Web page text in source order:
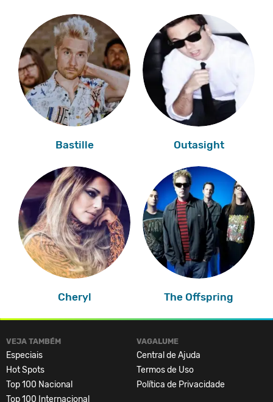
Bastille Outasight
Cheryl The Offspring
VEJA TAMBÉM
Especiais
Hot Spots
Top 100 Nacional
Top 100 Internacional
VAGALUME
Central de Ajuda
Termos de Uso
Política de Privacidade